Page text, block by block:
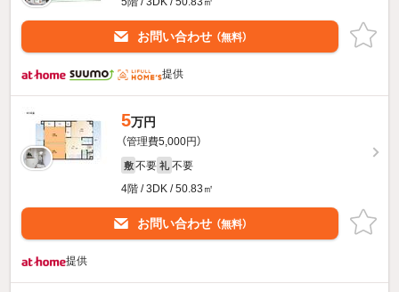
お問い合わせ （無料）
提供
5万円
（管理費5,000円）
敷 不要 礼 不要
4階 / 3DK / 50.83㎡
お問い合わせ （無料）
提供